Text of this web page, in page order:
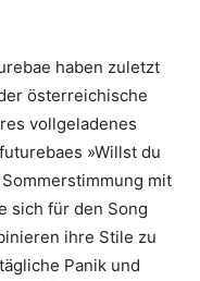
haben zuletzt
österreichische
vollgeladenes
»Willst du
mit
sich für den Song
ihre Stile zu
Panik und